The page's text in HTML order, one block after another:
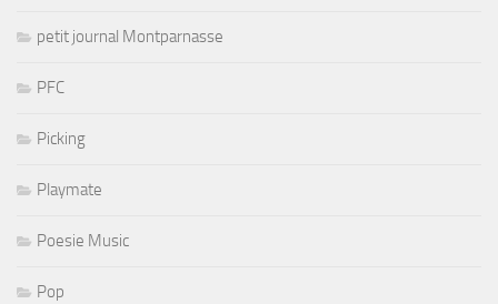
petit journal Montparnasse
PFC
Picking
Playmate
Poesie Music
Pop